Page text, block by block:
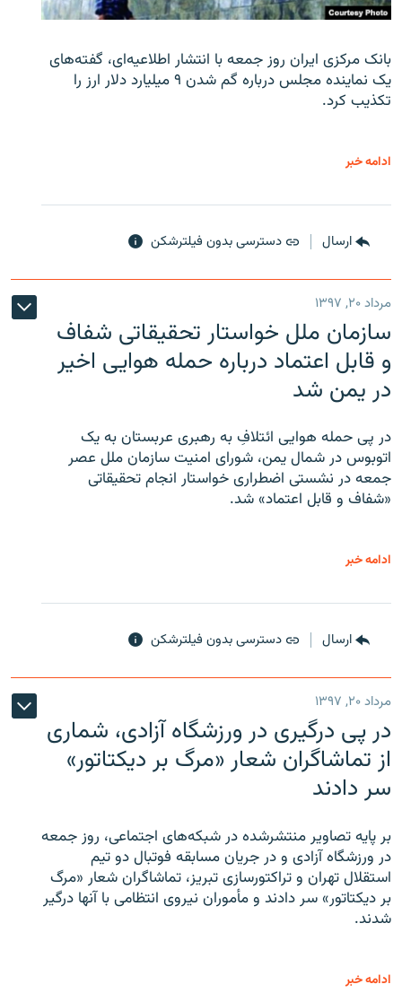
بانک مرکزی ایران روز جمعه با انتشار اطلاعیه‌ای، گفته‌های
یک نماینده مجلس درباره گم شدن ۹ میلیارد دلار ارز را
تکذیب کرد.
ادامه خبر
ارسال دسترسی بدون فیلترشکن
مرداد ۲۰, ۱۳۹۷
سازمان ملل خواستار تحقیقاتی شفاف
و قابل اعتماد درباره حمله هوایی اخیر
در یمن شد
در پی حمله هوایی ائتلافِ به رهبری عربستان به یک
اتوبوس در شمال یمن، شورای امنیت سازمان ملل عصر
جمعه در نشستی اضطراری خواستار انجام تحقیقاتی
«شفاف و قابل اعتماد» شد.
ادامه خبر
ارسال دسترسی بدون فیلترشکن
مرداد ۲۰, ۱۳۹۷
در پی درگیری در ورزشگاه آزادی، شماری
از تماشاگران شعار «مرگ بر دیکتاتور»
سر دادند
بر پایه تصاویر منتشرشده در شبکه‌های اجتماعی، روز جمعه
در ورزشگاه آزادی و در جریان مسابقه فوتبال دو تیم
استقلال تهران و تراکتورسازی تبریز، تماشاگران شعار «مرگ
بر دیکتاتور» سر دادند و مأموران نیروی انتظامی با آنها درگیر
شدند.
ادامه خبر